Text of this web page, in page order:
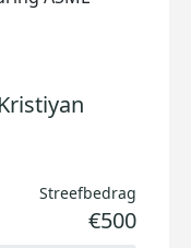
Streefbedrag
€500